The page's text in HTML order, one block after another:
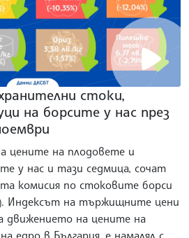
стоки,
на борсите у нас през
цените на плодовете и
у нас и тази седмица, сочат
комисия по стоковите борси
Индексът на тържищните цени
движението на цените на